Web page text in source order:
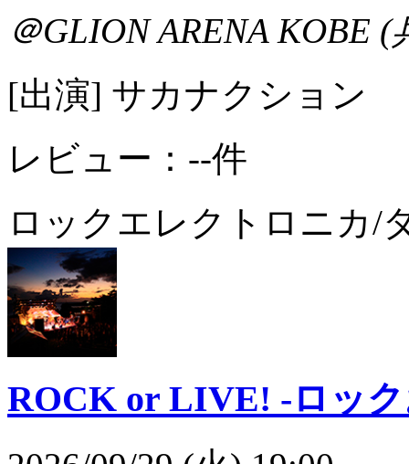
＠GLION ARENA KOBE (
[出演] サカナクション
レビュー：--件
ロック エレクトロニカ/
ROCK or LIVE! -ロック